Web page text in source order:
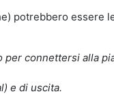
potrebbero essere
connettersi alla
e di uscita.